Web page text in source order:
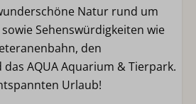
Natur rund um
Sehenswürdigkeiten wie
den
AQUA Aquarium & Tierpark.
Urlaub!